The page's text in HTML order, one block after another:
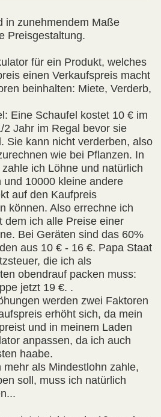
in zunehmendem Maße
Preisgestaltung.
für ein Produkt, welches
einen Verkaufspreis macht
beinhalten: Miete, Verderb,
Eine Schaufel kostet 10 € im
2 Jahr im Regal bevor sie
Sie kann nicht verderben, also
wie bei Pflanzen. In
ich Löhne und natürlich
und 10000 kleine andere
auf den Kaufpreis
können. Also errechne ich
dem ich alle Preise einer
Bei Geräten sind das 60%
aus 10 € - 16 €. Papa Staat
die ich als
obendrauf packen muss:
jetzt 19 €. .
werden zwei Faktoren
erhöht sich, da mein
und in meinem Laden
anpassen, da ich auch
haabe.
mehr als Mindestlohn zahle,
soll, muss ich natürlich